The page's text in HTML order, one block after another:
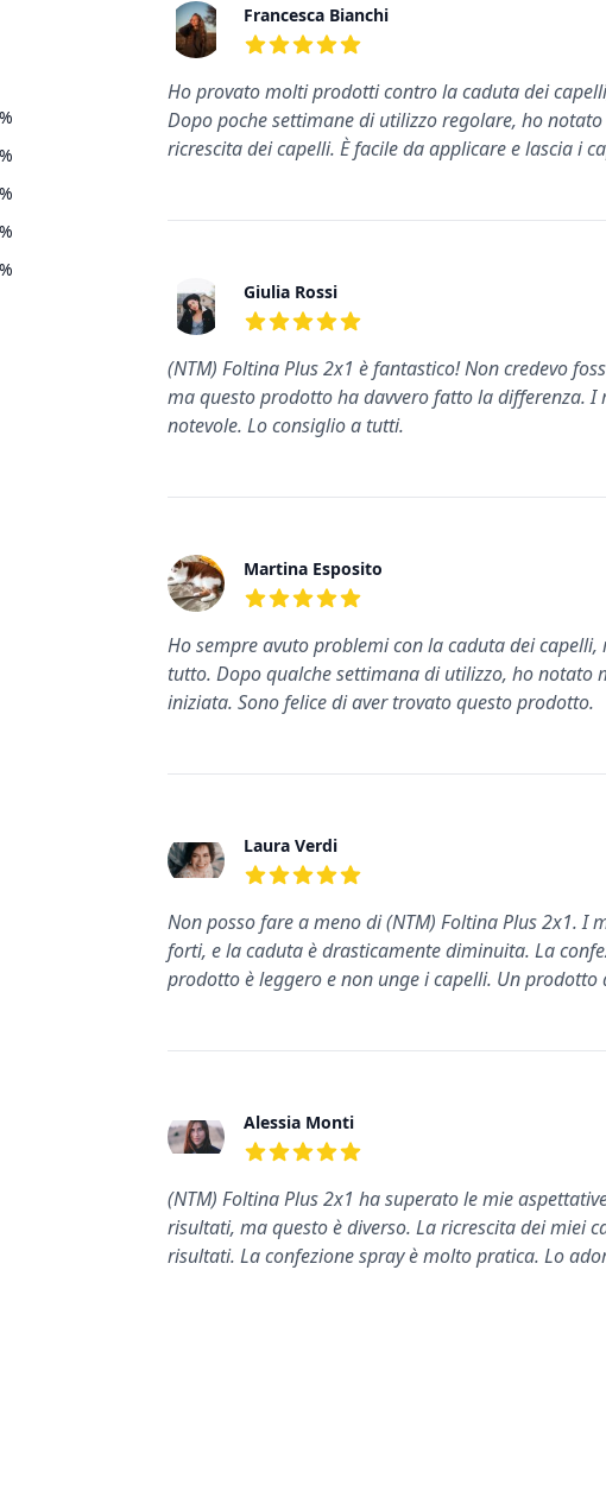
%
Recensioni recenti
Francesca Bianchi
Ho provato molti prodotti contro la caduta dei
Dopo poche settimane di utilizzo regolare, ho
ricrescita dei capelli. È facile da applicare e lascia i
Giulia Rossi
(NTM) Foltina Plus 2x1 è fantastico! Non credevo
ma questo prodotto ha davvero fatto la differenza.
notevole. Lo consiglio a tutti.
Martina Esposito
Ho sempre avuto problemi con la caduta dei
tutto. Dopo qualche settimana di utilizzo, ho notato
iniziata. Sono felice di aver trovato questo prodotto.
Laura Verdi
Non posso fare a meno di (NTM) Foltina Plus 2x1. I
forti, e la caduta è drasticamente diminuita. La
prodotto è leggero e non unge i capelli. Un prodotto
Alessia Monti
(NTM) Foltina Plus 2x1 ha superato le mie
risultati, ma questo è diverso. La ricrescita dei miei
risultati. La confezione spray è molto pratica. Lo